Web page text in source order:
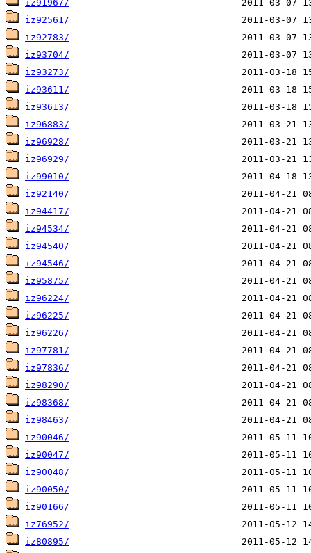
iz91967/
iz92561/
iz92783/
iz93704/
iz93273/
iz93611/
iz93613/
iz96883/
iz96928/
iz96929/
iz99010/
iz92140/
iz94417/
iz94534/
iz94540/
iz94546/
iz95875/
iz96224/
iz96225/
iz96226/
iz97781/
iz97836/
iz98290/
iz98368/
iz98463/
iz90046/
iz90047/
iz90048/
iz90050/
iz90166/
iz76952/
iz80895/